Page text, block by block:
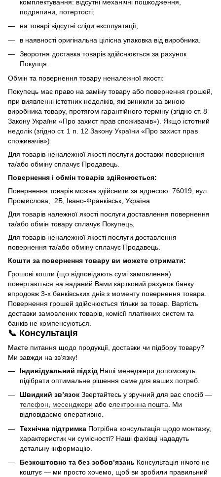
комплектування: відсутні механічні пошкодження,
подряпини, потертості;
на товарі відсутні сліди експлуатації;
в наявності оригінальна цілісна упаковка від виробника.
Зворотня доставка товарів здійснюється за рахунок
Покупця.
Обмін та повернення товару неналежної якості:
Покупець має право на заміну товару або повернення грошей,
при виявленні істотних недоліків, які виникли за виною
виробника товару, протягом гарантійного терміну (згідно ст. 8
Закону України «Про захист прав споживачів»). Якщо істотний
недолік (згідно ст. 1 п. 12 Закону України «Про захист прав
споживачів»)
Для товарів неналежної якості послуги доставки повернення
та/або обміну сплачує Продавець.
Повернення і обмін товарів здійснюється:
Повернення товарів можна здійснити за адресою: 76019, вул.
Промислова, 2Б, Івано-Франківськ, Україна
Для товарів належної якості послуги доставлення повернення
та/або обмін товару сплачує Покупець,
Для товарів неналежної якості послуги доставлення
повернення та/або обміну сплачує Продавець.
Кошти за повернення товару ви можете отримати:
Грошові кошти (що відповідають сумі замовлення)
повертаються на наданий Вами картковий рахунок банку
впродовж 3-х банківських днів з моменту повернення товара.
Повернення грошей здійснюється тільки за товар. Вартість
доставки замовлених товарів, комісії платіжних систем та
банків не компенсуються.
📞 Консультація
Маєте питання щодо продукції, доставки чи підбору товару?
Ми завжди на зв’язку!
Індивідуальний підхід Наші менеджери допоможуть
підібрати оптимальне рішення саме для ваших потреб.
Швидкий зв’язок Звертайтесь у зручний для вас спосіб —
телефон, месенджери або електронна пошта. Ми
відповідаємо оперативно.
Технічна підтримка Потрібна консультація щодо монтажу,
характеристик чи сумісності? Наші фахівці нададуть
детальну інформацію.
Безкоштовно та без зобов’язань Консультація нічого не
коштує — ми просто хочемо, щоб ви зробили правильний